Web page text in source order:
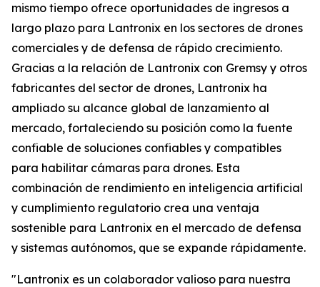
mismo tiempo ofrece oportunidades de ingresos a
largo plazo para Lantronix en los sectores de drones
comerciales y de defensa de rápido crecimiento.
Gracias a la relación de Lantronix con Gremsy y otros
fabricantes del sector de drones, Lantronix ha
ampliado su alcance global de lanzamiento al
mercado, fortaleciendo su posición como la fuente
confiable de soluciones confiables y compatibles
para habilitar cámaras para drones. Esta
combinación de rendimiento en inteligencia artificial
y cumplimiento regulatorio crea una ventaja
sostenible para Lantronix en el mercado de defensa
y sistemas autónomos, que se expande rápidamente.
"Lantronix es un colaborador valioso para nuestra